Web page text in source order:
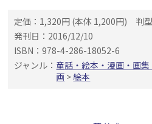
定価：1,320円 (本体 1,200円) 判
発刊日：2016/12/10
ISBN：978-4-286-18052-6
ジャンル： 童話・絵本・漫画・画集
画 >絵本